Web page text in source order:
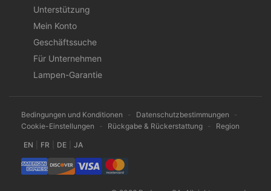
Unterstützung
Mein Konto
Geschäftssuche
Für Unternehmen
Lampen-Garantie
Bedingungen und Konditionen - Datenschutzbestimmungen
-
Cookie-Einstellungen
- Rückgabe & Rückerstattung - Region
EN FR DE JA